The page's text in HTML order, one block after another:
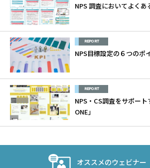
NPS 調査においてよく
REPORT
NPS目標設定の６つのポ
REPORT
NPS・CS調査をサポー
ONE」
オススメのウェビナー